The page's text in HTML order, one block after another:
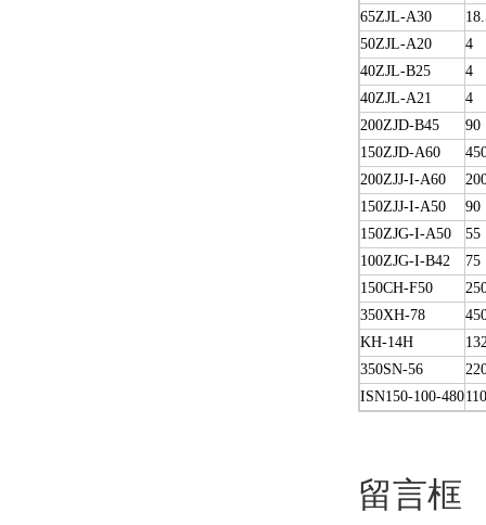
65ZJL-A30
50ZJL-A20
4
40ZJL-B25
4
40ZJL-A21
4
200ZJD-B45
90
150ZJD-A60
200ZJJ-I-A60
150ZJJ-I-A50
90
150ZJG-I-A50
55
100ZJG-I-B42
75
150CH-F50
350XH-78
KH-14H
350SN-56
ISN150-100-480110
留言框